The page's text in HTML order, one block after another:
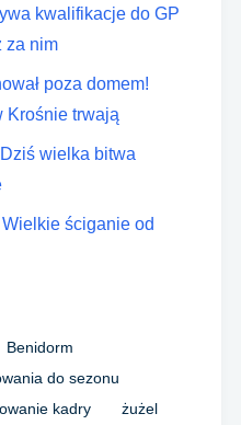
kwalifikacje do GP
za nim
poza domem!
Krośnie trwają
wielka bitwa
ściganie od
Benidorm
do sezonu
kadry
żużel